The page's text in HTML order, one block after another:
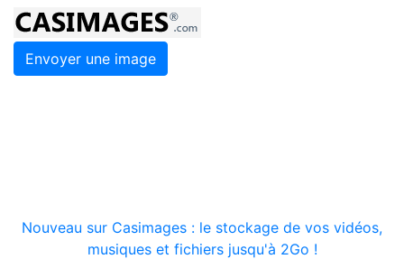
Envoyer une image
Nouveau sur Casimages : le stockage de vos vidéos,
musiques et fichiers jusqu'à 2Go !